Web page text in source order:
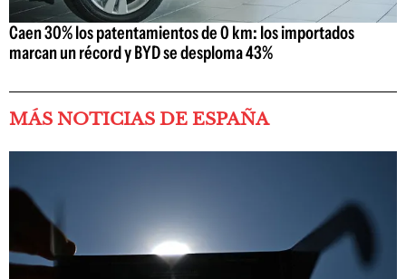
Caen 30% los patentamientos de 0 km: los importados
marcan un récord y BYD se desploma 43%
MÁS NOTICIAS DE ESPAÑA